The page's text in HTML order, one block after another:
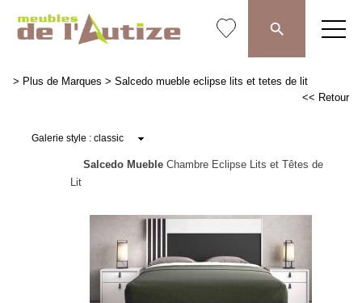
> Plus de Marques > Salcedo mueble eclipse lits et tetes de lit
<< Retour
Salcedo MuebleChambre Eclipse Lits et Têtes de
Lit